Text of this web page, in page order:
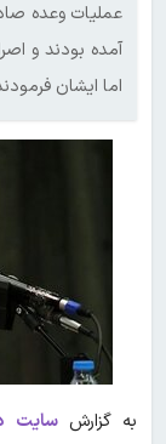
آمده بودند و
اما ایشان
به گزارشسایت